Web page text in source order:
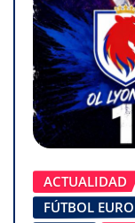
ACTUALIDAD
FÚTBOL